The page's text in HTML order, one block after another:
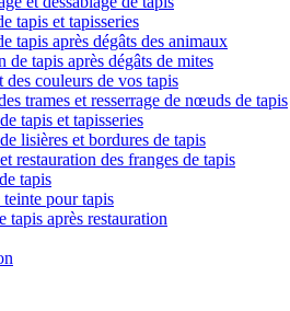
tapis et tapisseries
tapis après dégâts des animaux
de tapis après dégâts de mites
des couleurs de vos tapis
trames et resserrage de nœuds de tapis
tapis et tapisseries
lisières et bordures de tapis
restauration des franges de tapis
tapis
pour tapis
tapis après restauration